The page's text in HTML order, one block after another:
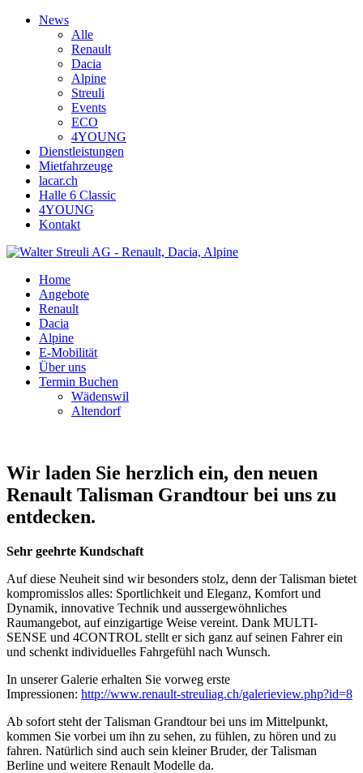
News
Alle
Renault
Dacia
Alpine
Streuli
Events
ECO
4YOUNG
Dienstleistungen
Mietfahrzeuge
lacar.ch
Halle 6 Classic
4YOUNG
Kontakt
Home
Angebote
Renault
Dacia
Alpine
E-Mobilität
Über uns
Termin Buchen
Wädenswil
Altendorf
Wir laden Sie herzlich ein, den neuen
Renault Talisman Grandtour bei uns zu
entdecken.
Sehr geehrte Kundschaft
Auf diese Neuheit sind wir besonders stolz, denn der Talisman bietet
kompromisslos alles: Sportlichkeit und Eleganz, Komfort und
Dynamik, innovative Technik und aussergewöhnliches
Raumangebot, auf einzigartige Weise vereint. Dank MULTI-
SENSE und 4CONTROL stellt er sich ganz auf seinen Fahrer ein
und schenkt individuelles Fahrgefühl nach Wunsch.
In unserer Galerie erhalten Sie vorweg erste
Impressionen: http://www.renault-streuliag.ch/galerieview.php?id=8
Ab sofort steht der Talisman Grandtour bei uns im Mittelpunkt,
kommen Sie vorbei um ihn zu sehen, zu fühlen, zu hören und zu
fahren. Natürlich sind auch sein kleiner Bruder, der Talisman
Berline und weitere Renault Modelle da.